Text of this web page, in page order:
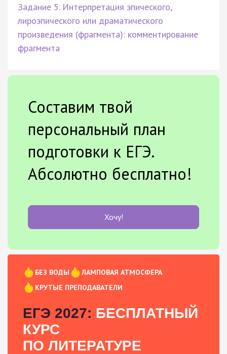
Задание 5. Интерпретация эпического,
лироэпического или драматического
произведения (фрагмента): комментирование
фрагмента
Составим твой
персональный план
подготовки к ЕГЭ.
Абсолютно бесплатно!
Хочу!
БЕЗ ВОДЫ
ЛАМПОВАЯ АТМОСФЕРА
КРУТЫЕ ПРЕПОДАВАТЕЛИ
ЕГЭ 2027: БЕСПЛАТНЫЙ
КУРС
ПО ЛИТЕРАТУРЕ